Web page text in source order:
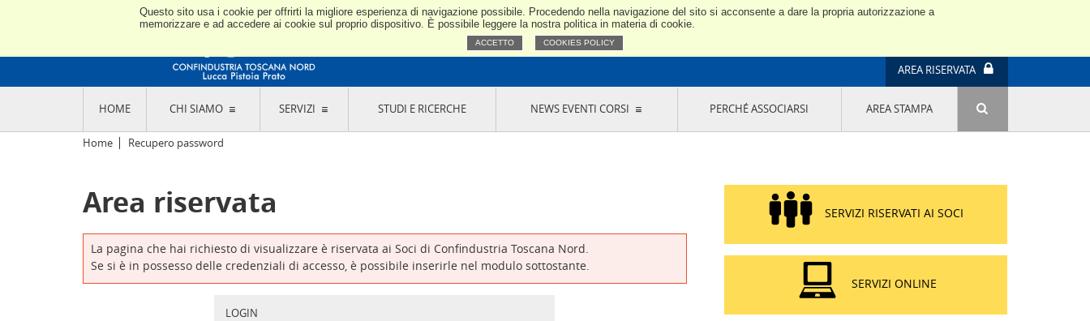
Questo sito usa i cookie per offrirti la migliore esperienza di navigazione possibile. Procedendo nella navigazione del sito si acconsente a dare la propria autorizzazione a
memorizzare e ad accedere ai cookie sul proprio dispositivo. È possibile leggere la nostra politica in materia di cookie.
ACCETTO COOKIES POLICY
Confindustria Toscana Nord
AREA RISERVATA
HOME CHI SIAMO
L'ASSOCIAZIONE
CODICE ETICO E DEI VALORI ASSOCIATIVI
TRASPARENZA CONTRIBUTI PUBBLICI
L'INDUSTRIA E IL TERRITORIO DI LUCCA,
PISTOIA E PRATO
SEDI E CONTATTI
ABOUT US
DESIGNAZIONE
ORGANI DI CONTROLLO
COMITATO PICCOLA
INDUSTRIA
GRUPPI DI ACQUISTO
EDIZIONE
PROGETTO LU.ME.
IL MANAGER DELLA SOSTENIBILITÀ NEL
DISTRETTO TESSILE PRATESE
GRUPPO IMPRENDITORIA FEMMINILE
SOSTENIBILITÀ
SERVIZI STUDI E RICERCHE NEWS EVENTI CORSI PERCHÉ ASSOCIARSI AREA STAMPA
Home Recupero password
Area riservata
La pagina che hai richiesto di visualizzare è riservata ai Soci di Confindustria Toscana Nord.
Se si è in possesso delle credenziali di accesso, è possibile inserirle nel modulo sottostante.
LOGIN
SERVIZI RISERVATI AI SOCI
SERVIZI ONLINE